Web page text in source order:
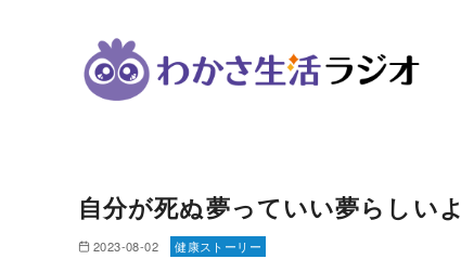
自分が死ぬ夢っていい夢らしいよ
2023-08-02 健康ストーリー